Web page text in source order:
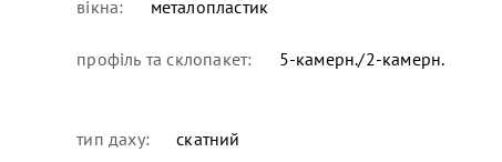
вікна: металопластик
профіль та склопакет: 5-камерн./2-камерн.
тип даху: скатний